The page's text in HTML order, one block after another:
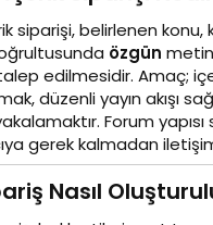
siparişi, belirlenen konu,
özgün
edilmesidir. Amaç;
düzenli yayın akışı
Forum
gerek kalmadan
Nasıl